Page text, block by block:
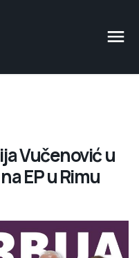
Vučenović u
EP u Rimu